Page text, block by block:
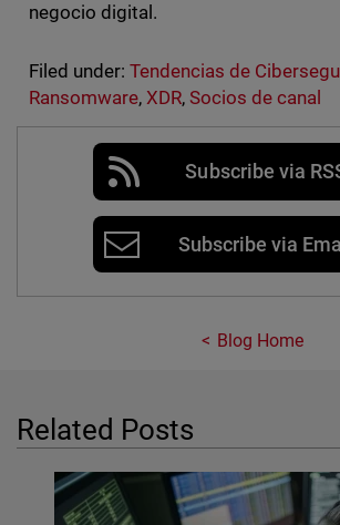
negocio digital.
Filed under: Tendencias de
Ransomware, XDR, Socios de canal
Subscribe via
Subscribe via
Blog Home
Related Posts